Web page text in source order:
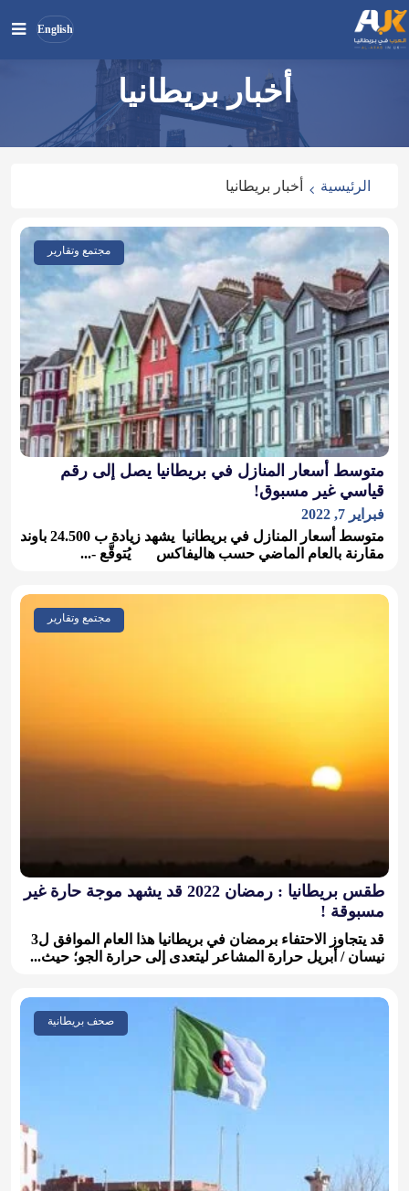
English
أخبار بريطانيا
الرئيسية أخبار بريطانيا
مجتمع وتقارير
متوسط أسعار المنازل في بريطانيا يصل إلى رقم
قياسي غير مسبوق!
فبراير 7, 2022
متوسط أسعار المنازل في بريطانيا يشهد زيادة ب 24.500 باوند
مقارنة بالعام الماضي حسب هاليفاكس يُتوقَّع -...
مجتمع وتقارير
طقس بريطانيا : رمضان 2022 قد يشهد موجة حارة غير
مسبوقة !
قد يتجاوز الاحتفاء برمضان في بريطانيا هذا العام الموافق ل3
نيسان / أبريل حرارة المشاعر ليتعدى إلى حرارة الجو؛ حيث...
صحف بريطانية